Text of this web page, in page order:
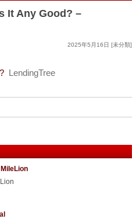
It Any Good? –
2025年5月16日 [未分類]
LendingTree